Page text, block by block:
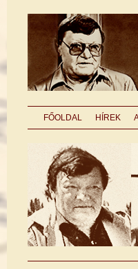
FŐOLDAL HÍREK